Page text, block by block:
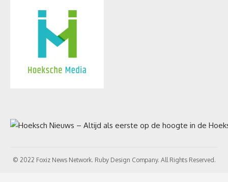
© 2022 Foxiz News Network. Ruby Design Company. All Rights Reserved.